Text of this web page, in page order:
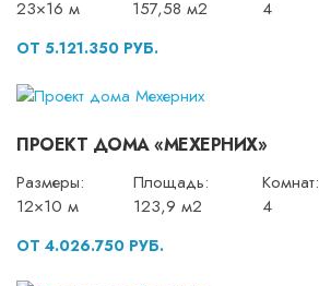
23×16 м
157,58 м2
4
ОТ 5.121.350 РУБ.
ПРОЕКТ ДОМА «МЕХЕРНИХ»
Размеры:
12×10 м
Площадь:
123,9 м2
Комнат:
4
ОТ 4.026.750 РУБ.